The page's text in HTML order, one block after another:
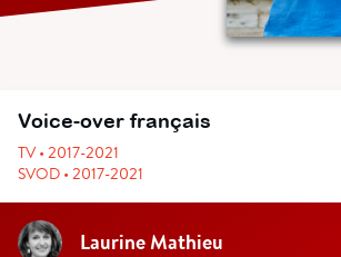
Voice-over français
TV • 2017-2021
SVOD • 2017-2021
Laurine Mathieu